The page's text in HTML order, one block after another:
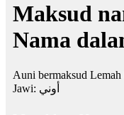
Maksud
Nama
Auni bermaksud Lemah
Jawi: أوني